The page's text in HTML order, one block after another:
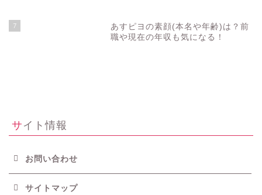
7
あすピヨの素顔(本名や年齢)は？前
職や現在の年収も気になる！
サイト情報
お問い合わせ
サイトマップ